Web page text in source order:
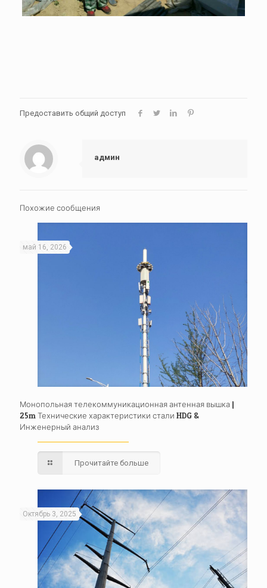
Предоставить общий доступ
админ
Похожие сообщения
май 16, 2026
Монопольная телекоммуникационная антенная вышка |
25m Технические характеристики стали HDG &
Инженерный анализ
Прочитайте больше
Октябрь 3, 2025